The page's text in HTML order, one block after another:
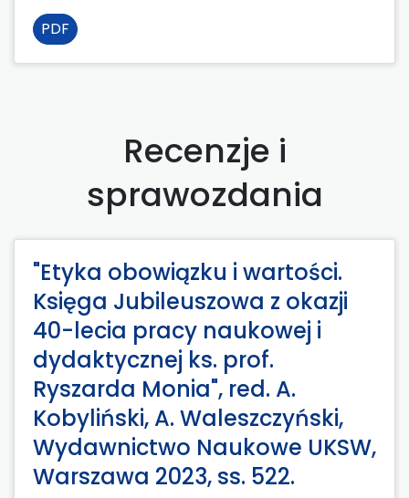
PDF
Recenzje i
sprawozdania
"Etyka obowiązku i wartości.
Księga Jubileuszowa z okazji
40-lecia pracy naukowej i
dydaktycznej ks. prof.
Ryszarda Monia", red. A.
Kobyliński, A. Waleszczyński,
Wydawnictwo Naukowe UKSW,
Warszawa 2023, ss. 522.